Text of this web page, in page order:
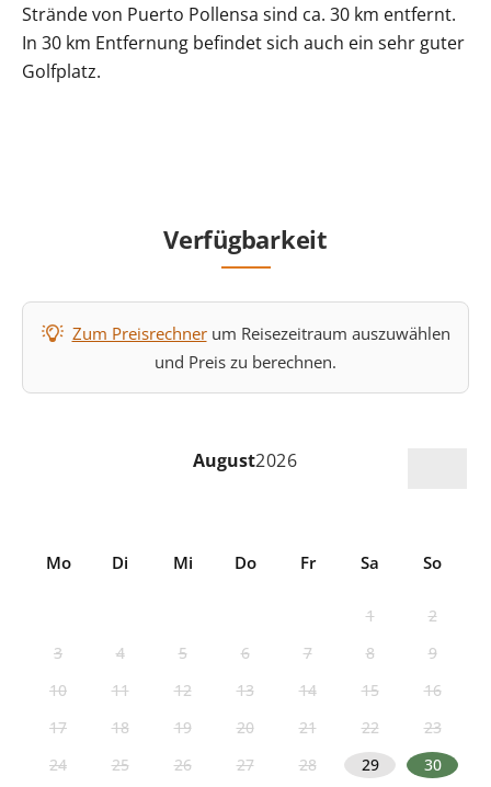
Strände von Puerto Pollensa sind ca. 30 km entfernt.
In 30 km Entfernung befindet sich auch ein sehr guter
Golfplatz.
Verfügbarkeit
Zum Preisrechnerum Reisezeitraum auszuwählen
und Preis zu berechnen.
August2026
Mo Di Mi Do Fr Sa So
1
2
3
4 5 6 7 8
9
10
11 12 13 14 15
16
17
18 19 20 21 22
23
24
25 26 27 28 29
30